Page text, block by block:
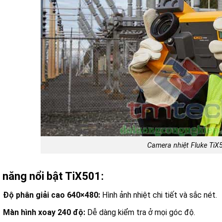
Camera nhiệt Fluke
nổi bật TiX501:
Độ phân giải cao 640×480:Hình ảnh nhiệt chi tiết và sắc nét.
Màn hình xoay 240 độ:Dễ dàng kiểm tra ở mọi góc độ.